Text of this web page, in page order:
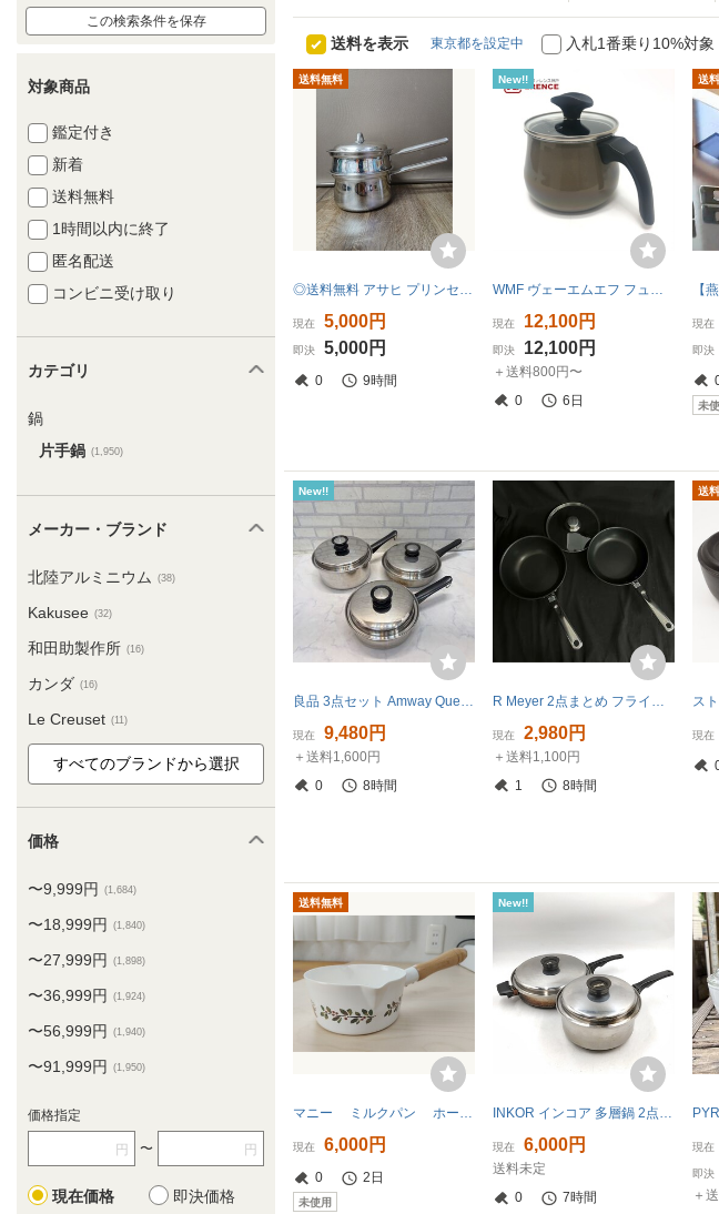
この検索条件を保存
対象商品
鑑定付き
新着
送料無料
1時間以内に終了
匿名配送
コンビニ受け取り
カテゴリ
鍋
片手鍋 (1,950)
メーカー・ブランド
北陸アルミニウム (38)
Kakusee (32)
和田助製作所 (16)
カンダ (16)
Le Creuset (11)
価格
〜9,999円 (1,684)
〜18,999円 (1,840)
〜27,999円 (1,898)
〜36,999円 (1,924)
〜56,999円 (1,940)
〜91,999円 (1,950)
価格指定
円 〜 円
現在価格 即決価格
送料を表示 東京都を設定中 入札1番乗り10%対象
送料無料
◎送料無料 アサヒ プリンセスなべ セット Sサイズ Lサイズ 蓋つき 21㎝ ガス IH 全熱源対応 ASAHI PRINCESS PAN 現状品
現在 5,000円
即決 5,000円
0 9時間
New!!
WMF ヴェーエムエフ フュージョンテック ミネラル マルチポット 14cm 肩手鍋 調理器具 ダークブラス ブラウン ユニセックス【中古】
現在 12,100円
即決 12,100円
＋送料800円〜
0
6日
送
現在
即決
未
New!!
良品 3点セット Amway Queen フライパン 18/8 ステンレス アムウェイ 片手鍋 蓋付き マルチフライ
現在 9,480円
＋送料1,600円
0
8時間
R Meyer 2点まとめ フライパン 20㎝ 片手鍋 マイヤー ステンレス 中古品 調理器具 キッチングッズ 台所用品 クッキング用品 深鍋 R2607174
現在 2,980円
＋送料1,100円
1
8時間
送
現在
送料無料
マニー ミルクパン ホーロー 片手鍋
現在 6,000円
0 2日
未使用
New!!
INKOR インコア 多層鍋 2点セット 片手鍋 浅型 フライパン 蓋付き 5PLY T304 ステンレス 無水調理 多層構造 キッチン 調理器具 IH不可
現在 6,000円
送料未定
0
7時間
現在
即決
＋